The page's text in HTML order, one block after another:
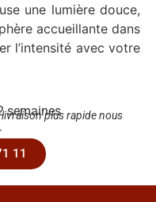
une lumière douce,
accueillante dans
l’intensité avec votre
semainesplus rapide nous
11